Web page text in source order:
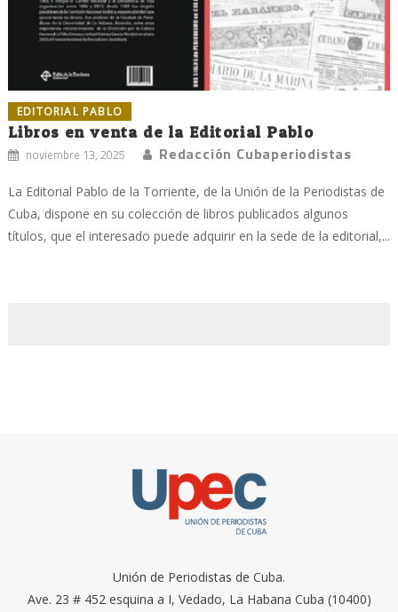
EDITORIAL PABLO
Libros en venta de la Editorial Pablo
noviembre 13, 2025 Redacción Cubaperiodistas
La Editorial Pablo de la Torriente, de la Unión de la Periodistas de
Cuba, dispone en su colección de libros publicados algunos
títulos, que el interesado puede adquirir en la sede de la editorial,...
Unión de Periodistas de Cuba.
Ave. 23 # 452 esquina a I, Vedado, La Habana Cuba (10400)